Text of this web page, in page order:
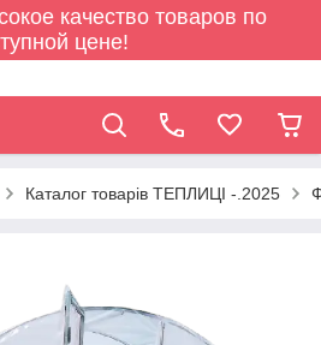
качество товаров по
цене!
Каталог товарів ТЕПЛИЦІ -.2025